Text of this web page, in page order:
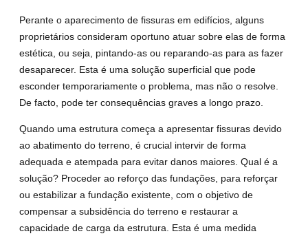
Perante o aparecimento de fissuras em edifícios, alguns
proprietários consideram oportuno atuar sobre elas de forma
estética, ou seja, pintando-as ou reparando-as para as fazer
desaparecer. Esta é uma solução superficial que pode
esconder temporariamente o problema, mas não o resolve.
De facto, pode ter consequências graves a longo prazo.
Quando uma estrutura começa a apresentar fissuras devido
ao abatimento do terreno, é crucial intervir de forma
adequada e atempada para evitar danos maiores. Qual é a
solução? Proceder ao reforço das fundações, para reforçar
ou estabilizar a fundação existente, com o objetivo de
compensar a subsidência do terreno e restaurar a
capacidade de carga da estrutura. Esta é uma medida